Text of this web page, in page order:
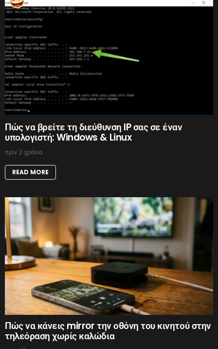
Πώς να βρείτε τη διεύθυνση IP σας σε έναν
υπολογιστή: Windows & Linux
πριν 2 χρόνια
READ MORE
Πώς να κάνεις mirror την οθόνη του κινητού στην
τηλεόραση χωρίς καλώδια